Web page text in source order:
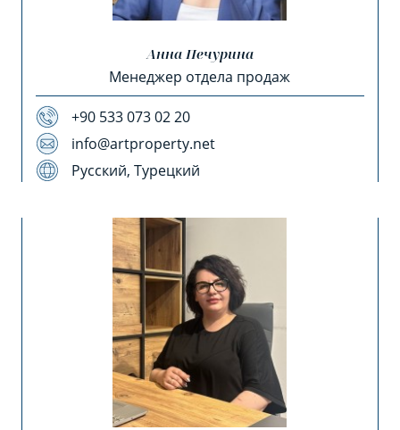
Анна Печурина
Менеджер отдела продаж
+90 533 073 02 20
info@artproperty.net
Русский, Турецкий